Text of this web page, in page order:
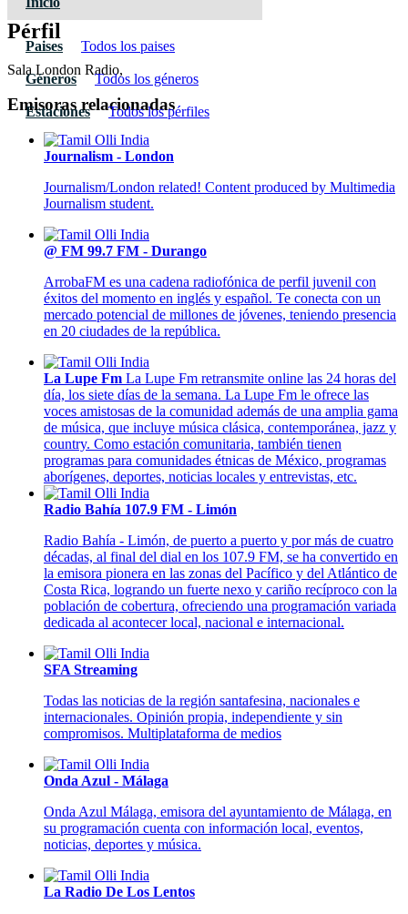
Paises Todos los paises
Géneros Todos los géneros
Estaciones Todos los pérfiles
Pérfil
Sala London Radio,
Emisoras relacionadas
Journalism - London
Journalism/London related! Content produced by Multimedia
Journalism student.
@ FM 99.7 FM - Durango
ArrobaFM es una cadena radiofónica de perfil juvenil con
éxitos del momento en inglés y español. Te conecta con un
mercado potencial de millones de jóvenes, teniendo presencia
en 20 ciudades de la república.
La Lupe Fm La Lupe Fm retransmite online las 24 horas del
día, los siete días de la semana. La Lupe Fm le ofrece las
voces amistosas de la comunidad además de una amplia gama
de música, que incluye música clásica, contemporánea, jazz y
country. Como estación comunitaria, también tienen
programas para comunidades étnicas de México, programas
aborígenes, deportes, noticias locales y entrevistas, etc.
Radio Bahía 107.9 FM - Limón
Radio Bahía - Limón, de puerto a puerto y por más de cuatro
décadas, al final del dial en los 107.9 FM, se ha convertido en
la emisora pionera en las zonas del Pacífico y del Atlántico de
Costa Rica, logrando un fuerte nexo y cariño recíproco con la
población de cobertura, ofreciendo una programación variada
dedicada al acontecer local, nacional e internacional.
SFA Streaming
Todas las noticias de la región santafesina, nacionales e
internacionales. Opinión propia, independiente y sin
compromisos. Multiplataforma de medios
Onda Azul - Málaga
Onda Azul Málaga, emisora del ayuntamiento de Málaga, en
su programación cuenta con información local, eventos,
noticias, deportes y música.
La Radio De Los Lentos